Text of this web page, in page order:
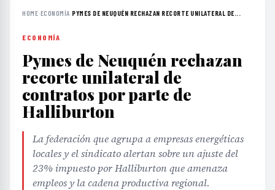
HOME›ECONOMÍA›PYMES DE NEUQUÉN RECHAZAN RECORTE UNILATERAL DE...
ECONOMÍA
Pymes de Neuquén rechazan
recorte unilateral de
contratos por parte de
Halliburton
La federación que agrupa a empresas energéticas
locales y el sindicato alertan sobre un ajuste del
23% impuesto por Halliburton que amenaza
empleos y la cadena productiva regional.